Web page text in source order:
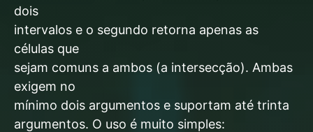
dois
intervalos e o segundo retorna apenas as
células que
sejam comuns a ambos (a intersecção). Ambas
exigem no
mínimo dois argumentos e suportam até trinta
argumentos. O uso é muito simples: